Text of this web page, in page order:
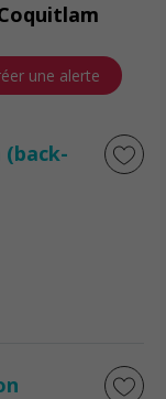
une alerte
(back-